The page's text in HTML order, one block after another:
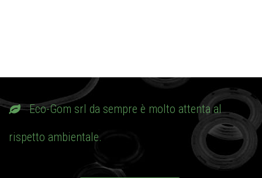
Eco-Gom srl da sempre è molto attenta al
rispetto ambientale.